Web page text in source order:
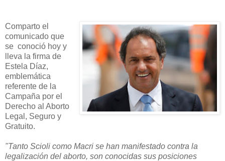
Comparto el
comunicado que
se conoció hoy y
lleva la firma de
Estela Díaz,
emblemática
referente de la
Campaña por el
Derecho al Aborto
Legal, Seguro y
Gratuito.
"Tanto Scioli como Macri se han manifestado contra la
legalización del aborto, son conocidas sus posiciones